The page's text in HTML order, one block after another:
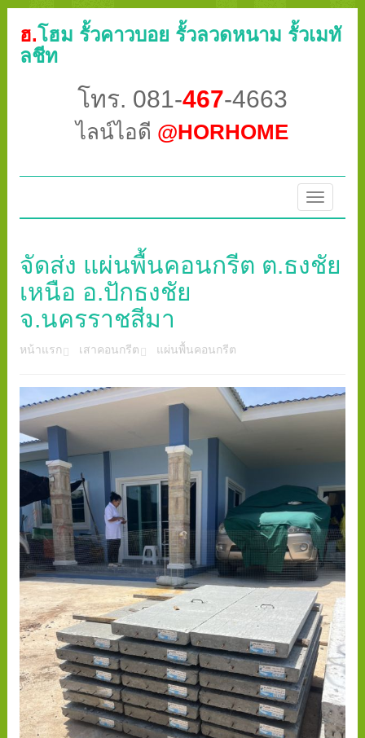
ฮ.โฮม รั้วคาวบอย รั้วลวดหนาม รั้วเมทั
ลชีท
โทร. 081-467-4663
ไลน์ไอดี @HORHOME
Toggle
จัดส่ง แผ่นพื้นคอนกรีต ต.ธงชัย
เหนือ อ.ปักธงชัย
จ.นครราชสีมา
หน้าแรก เสาคอนกรีต แผ่นพื้นคอนกรีต